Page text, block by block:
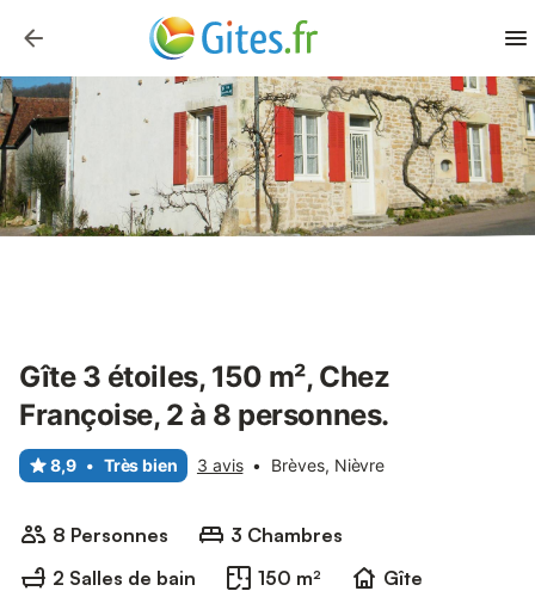
Gîte 3 étoiles, 150 m², Chez
Françoise, 2 à 8 personnes.
8,9 • Très bien 3 avis • Brèves, Nièvre
8 Personnes
3 Chambres
2 Salles de bain
150 m²
Gîte